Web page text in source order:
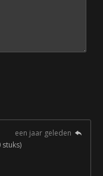
een jaar geleden
stuks)